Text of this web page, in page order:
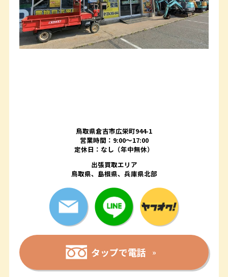
鳥取県倉吉市広栄町944-1
営業時間：9:00～17:00
定休日：なし（年中無休）
出張買取エリア
鳥取県、島根県、兵庫県北部
タップで電話